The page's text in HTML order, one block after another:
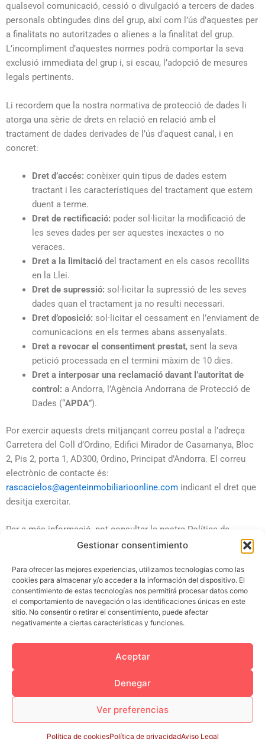
Gestionar consentimiento
Para ofrecer las mejores experiencias, utilizamos tecnologías como las
cookies para almacenar y/o acceder a la información del dispositivo. El
consentimiento de estas tecnologías nos permitirá procesar datos como
el comportamiento de navegación o las identificaciones únicas en este
sitio. No consentir o retirar el consentimiento, puede afectar
negativamente a ciertas características y funciones.
Aceptar
Denegar
Ver preferencias
Política de cookiesPolítica de privacidadAviso Legal
qualsevol comunicació, cessió o divulgació a tercers de dades
personals obtingudes dins del grup, així com l’ús d’aquestes per
a finalitats no autoritzades o alienes a la finalitat del grup.
L’incompliment d’aquestes normes podrà comportar la seva
exclusió immediata del grup i, si escau, l’adopció de mesures
legals pertinents.
Li recordem que la nostra normativa de protecció de dades li
atorga una sèrie de drets en relació en relació amb el
tractament de dades derivades de l’ús d’aquest canal, i en
concret:
Dret d’accés: conèixer quin tipus de dades estem
tractant i les característiques del tractament que estem
duent a terme.
Dret de rectificació: poder sol·licitar la modificació de
les seves dades per ser aquestes inexactes o no
veraces.
Dret a la limitaciódel tractament en els casos recollits
en la Llei.
Dret de supressió: sol·licitar la supressió de les seves
dades quan el tractament ja no resulti necessari.
Dret d’oposició: sol·licitar el cessament en l’enviament de
comunicacions en els termes abans assenyalats.
Dret a revocar el consentiment prestat, sent la seva
petició processada en el termini màxim de 10 dies.
Dret a interposar una reclamació davant l’autoritat de
control: a Andorra, l’Agència Andorrana de Protecció de
Dades (“APDA”).
Por exercir aquests drets mitjançant correu postal a l’adreça
Carretera del Coll d’Ordino, Edifici Mirador de Casamanya, Bloc
2, Pis 2, porta 1, AD300, Ordino, Principat d’Andorra. El correu
electrònic de contacte és:
rascacielos@agenteinmobiliarioonline.com indicant el dret que
desitja exercitar.
Per a més informació, pot consultar la nostra Política de
Darrera actualització: 6 de novembre 2025.
Política de cookies
Política de privacidad
Condiciones de Discord
Condiciones de Whatsapp
© – GRUPO RASCACIELOS SL. Todos los deréchos